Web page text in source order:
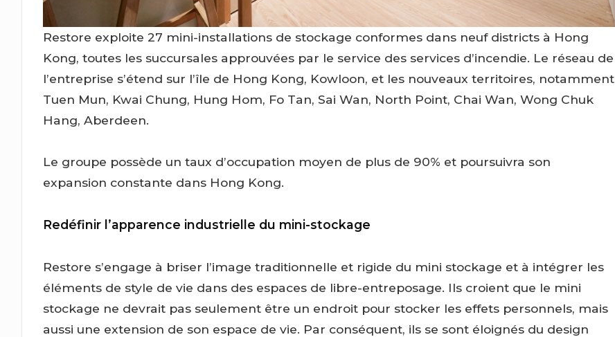
Restore exploite 27 mini-installations de stockage conformes dans neuf districts à Hong
Kong, toutes les succursales approuvées par le service des services d’incendie. Le réseau de
l’entreprise s’étend sur l’île de Hong Kong, Kowloon, et les nouveaux territoires, notamment
Tuen Mun, Kwai Chung, Hung Hom, Fo Tan, Sai Wan, North Point, Chai Wan, Wong Chuk
Hang, Aberdeen.
Le groupe possède un taux d’occupation moyen de plus de 90% et poursuivra son
expansion constante dans Hong Kong.
Redéfinir l’apparence industrielle du mini-stockage
Restore s’engage à briser l’image traditionnelle et rigide du mini stockage et à intégrer les
éléments de style de vie dans des espaces de libre-entreposage. Ils croient que le mini
stockage ne devrait pas seulement être un endroit pour stocker les effets personnels, mais
aussi une extension de son espace de vie. Par conséquent, ils se sont éloignés du design